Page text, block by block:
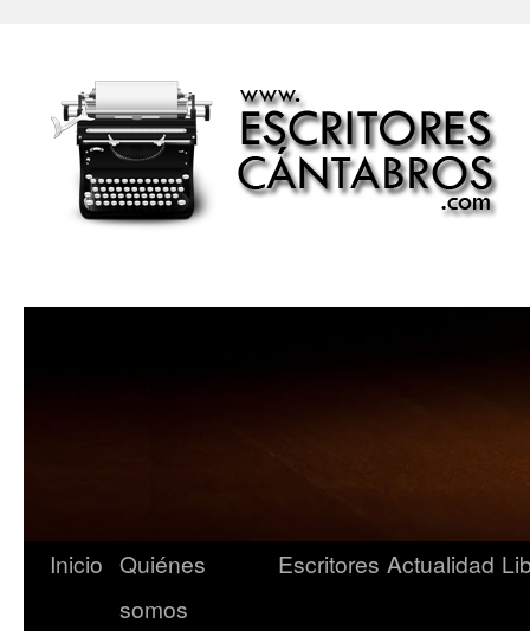
Inicio Quiénes
somos
Escritores Actualidad